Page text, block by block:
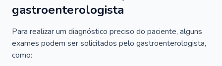
gastroenterologista
Para realizar um diagnóstico preciso do paciente, alguns
exames podem ser solicitados pelo gastroenterologista,
como: